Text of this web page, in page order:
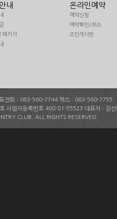
내
패키지
온라인예약
예약신청
예약확인/취소
조인게시판
표전화 : 063-560-7744 팩스 : 063-560-7755
사업자등록번호 408-81-55523 대표자 : 김선
CLUB. ALL RIGHTS RESERVED.